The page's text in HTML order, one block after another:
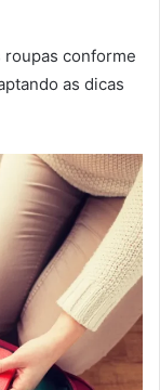
roupas conforme
as dicas